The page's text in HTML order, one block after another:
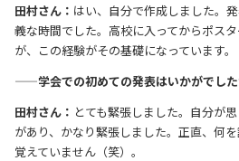
田村さん： はい、自分で作成しました。
義な時間でした。高校に入ってからポス
が、この経験がその基礎になっています。
——学会での初めての発表はいかがでした
田村さん： とても緊張しました。自分が
があり、かなり緊張しました。正直、何
覚えていません（笑）。